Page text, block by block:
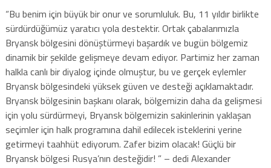
“Bu benim için büyük bir onur ve sorumluluk. Bu, 11 yıldır birlikte
sürdürdüğümüz yaratıcı yola destektir. Ortak çabalarımızla
Bryansk bölgesini dönüştürmeyi başardık ve bugün bölgemiz
dinamik bir şekilde gelişmeye devam ediyor. Partimiz her zaman
halkla canlı bir diyalog içinde olmuştur, bu ve gerçek eylemler
Bryansk bölgesindeki yüksek güven ve desteği açıklamaktadır.
Bryansk bölgesinin başkanı olarak, bölgemizin daha da gelişmesi
için yolu sürdürmeyi, Bryansk bölgemizin sakinlerinin yaklaşan
seçimler için halk programına dahil edilecek isteklerini yerine
getirmeyi taahhüt ediyorum. Zafer bizim olacak! Güçlü bir
Bryansk bölgesi Rusya’nın desteğidir! ” – dedi Alexander